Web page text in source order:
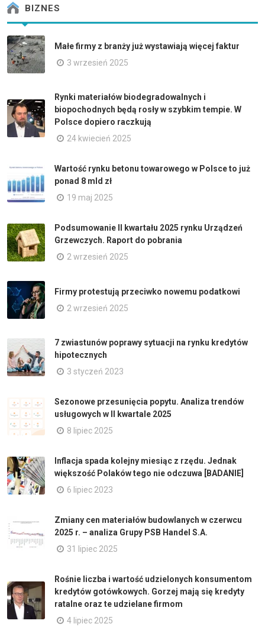
BIZNES
Małe firmy z branży już wystawiają więcej faktur
3 wrzesień 2025
Rynki materiałów biodegradowalnych i
biopochodnych będą rosły w szybkim tempie. W
Polsce dopiero raczkują
24 kwiecień 2025
Wartość rynku betonu towarowego w Polsce to już
ponad 8 mld zł
19 maj 2025
Podsumowanie II kwartału 2025 rynku Urządzeń
Grzewczych. Raport do pobrania
2 wrzesień 2025
Firmy protestują przeciwko nowemu podatkowi
2 wrzesień 2025
7 zwiastunów poprawy sytuacji na rynku kredytów
hipotecznych
3 styczeń 2023
Sezonowe przesunięcia popytu. Analiza trendów
usługowych w II kwartale 2025
8 lipiec 2025
Inflacja spada kolejny miesiąc z rzędu. Jednak
większość Polaków tego nie odczuwa [BADANIE]
6 lipiec 2023
Zmiany cen materiałów budowlanych w czerwcu
2025 r. – analiza Grupy PSB Handel S.A.
31 lipiec 2025
Rośnie liczba i wartość udzielonych konsumentom
kredytów gotówkowych. Gorzej mają się kredyty
ratalne oraz te udzielane firmom
4 lipiec 2025